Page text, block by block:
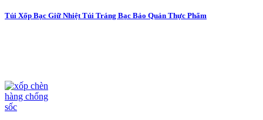
Túi Xốp Bạc Giữ Nhiệt Túi Tráng Bạc Bảo Quản Thực Phẩm